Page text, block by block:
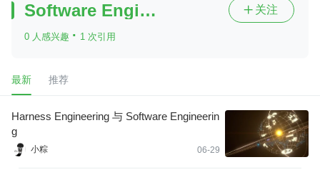
Software Engineering
0 人感兴趣 · 1 次引用
 关注
最新 推荐
Harness Engineering 与 Software Engineerin
g
小粽 06-29